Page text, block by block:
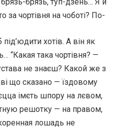
за чортівня на чоботі? По-
хотів. А він як
“Какая така чортівня? —
не знаєш? Какой же з
що сказано — їздовому
імєть шпору на лєвом,
решотку — на правом,
лошадь не